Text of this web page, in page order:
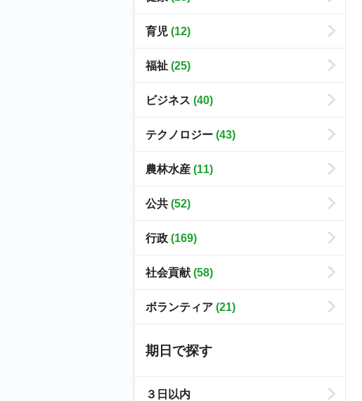
育児 (12)
福祉 (25)
ビジネス (40)
テクノロジー (43)
農林水産 (11)
公共 (52)
行政 (169)
社会貢献 (58)
ボランティア (21)
期日で探す
３日以内